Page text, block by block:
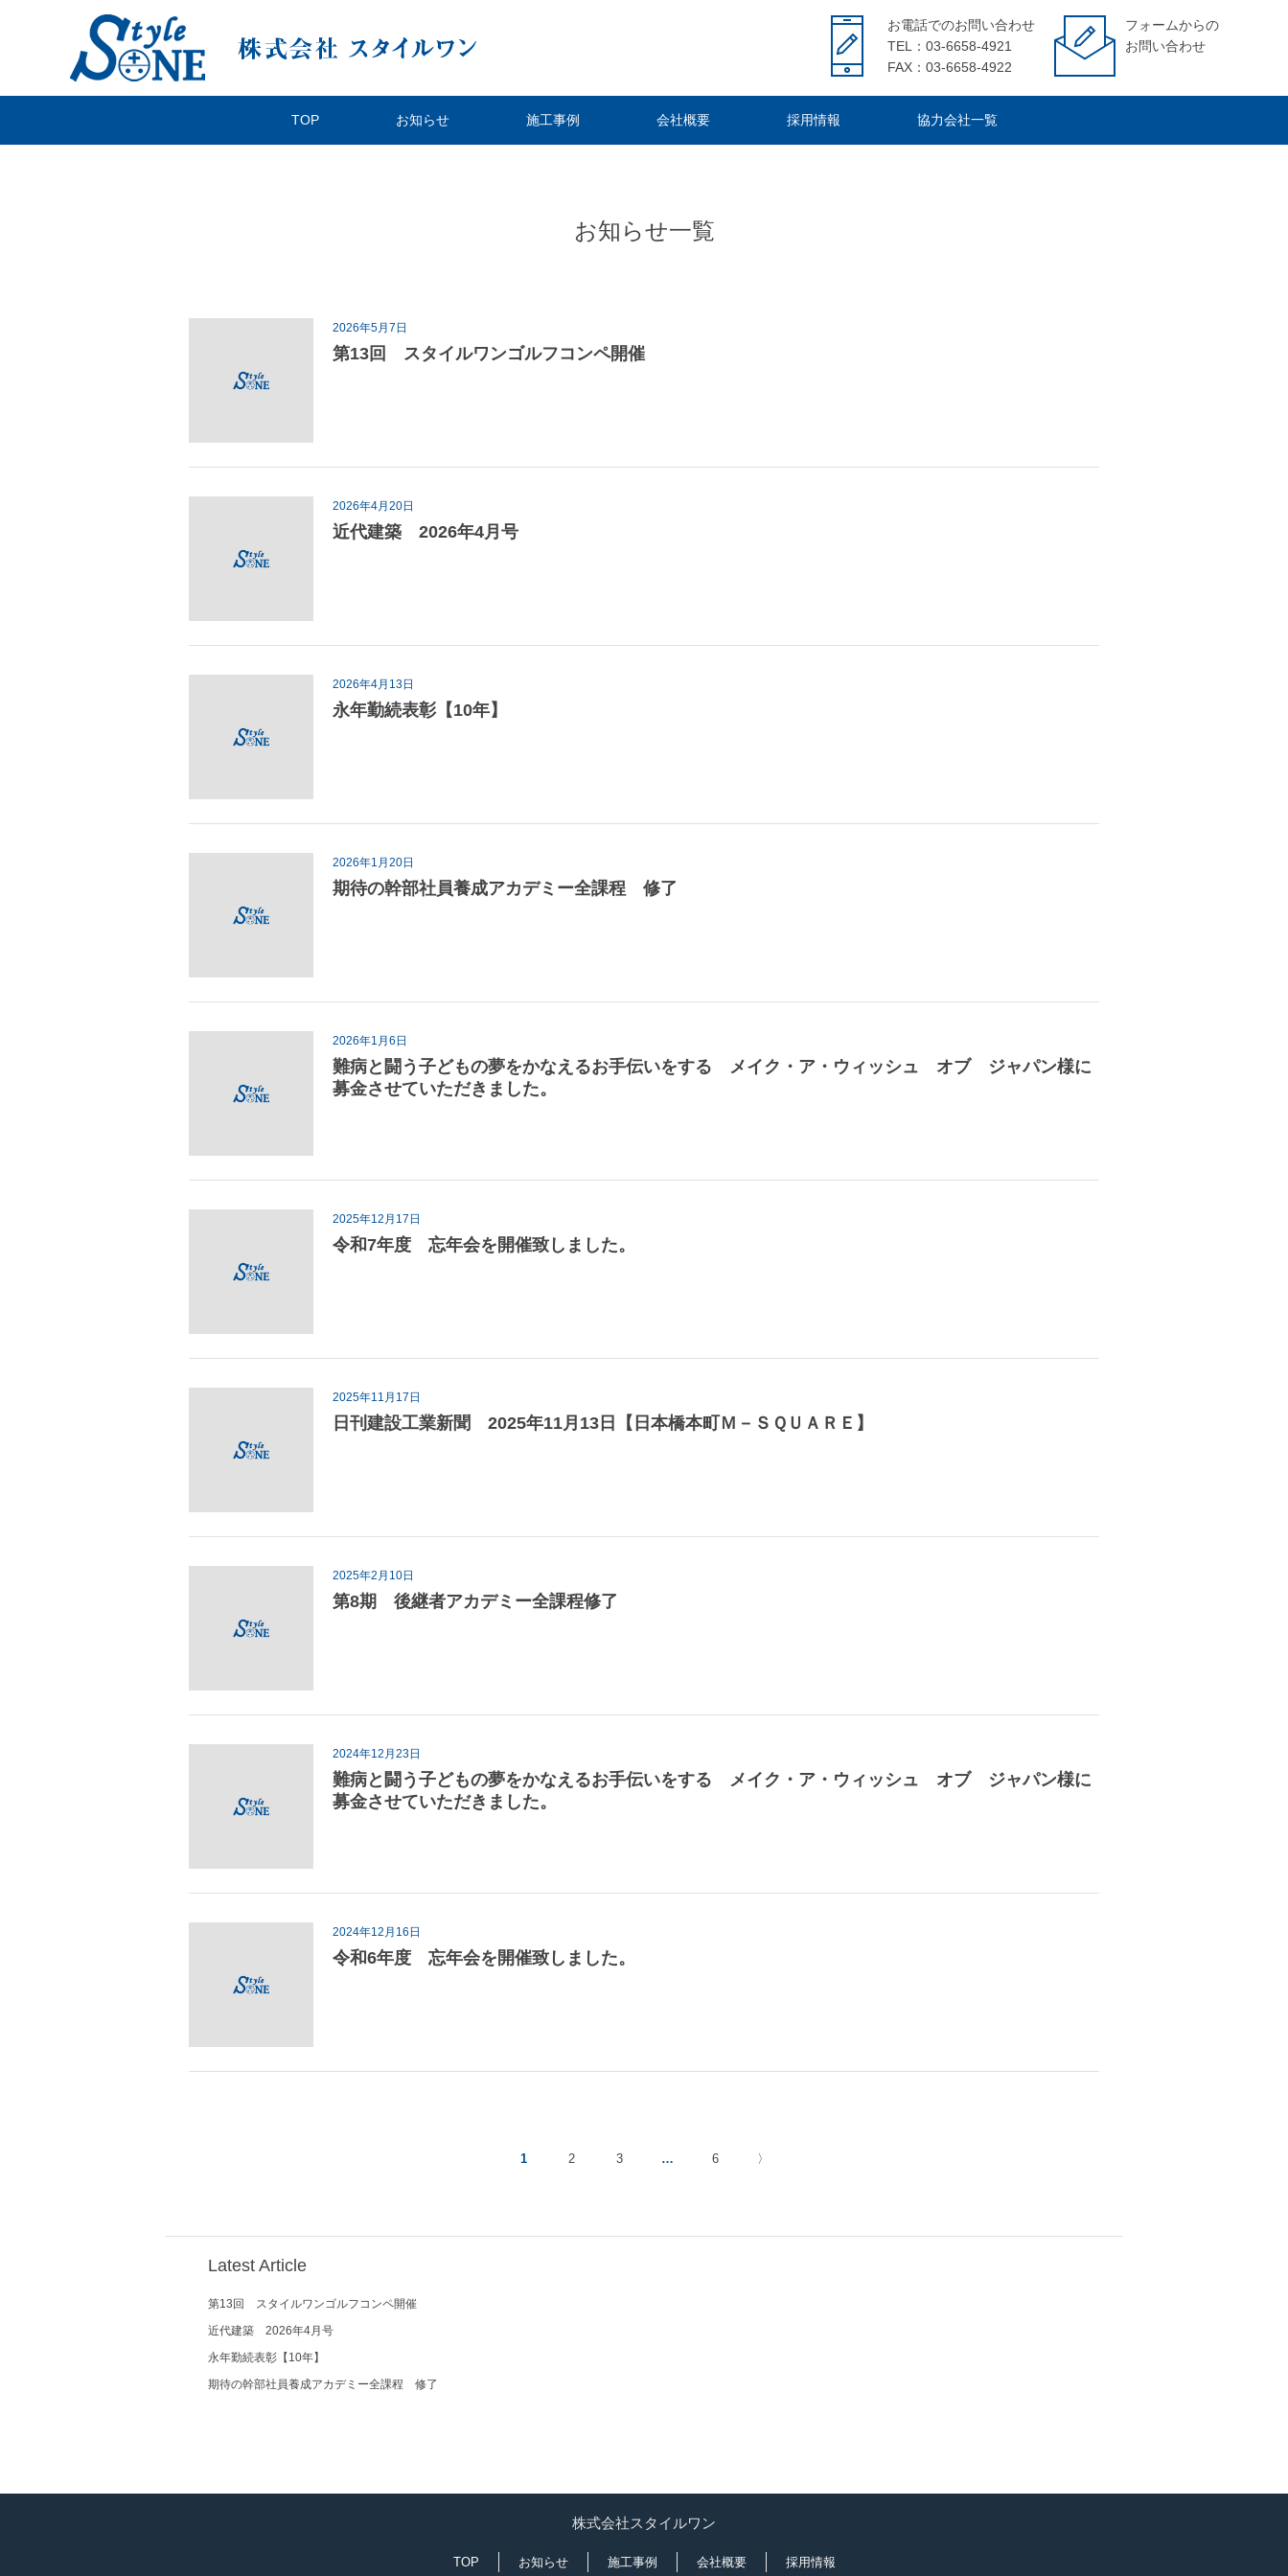
お電話でのお問い合わせ
TEL：03-6658-4921
FAX：03-6658-4922
フォームからの
お問い合わせ
TOP お知らせ 施工事例 会社概要 採用情報 協力会社一覧
お知らせ一覧
2026年5月7日
第13回 スタイルワンゴルフコンペ開催
2026年4月20日
近代建築 2026年4月号
2026年4月13日
永年勤続表彰【10年】
2026年1月20日
期待の幹部社員養成アカデミー全課程 修了
2026年1月6日
難病と闘う子どもの夢をかなえるお手伝いをする メイク・ア・ウィッシュ オブ ジャパン様に
募金させていただきました。
2025年12月17日
令和7年度 忘年会を開催致しました。
2025年11月17日
日刊建設工業新聞 2025年11月13日【日本橋本町Ｍ－ＳＱＵＡＲＥ】
2025年2月10日
第8期 後継者アカデミー全課程修了
2024年12月23日
難病と闘う子どもの夢をかなえるお手伝いをする メイク・ア・ウィッシュ オブ ジャパン様に
募金させていただきました。
2024年12月16日
令和6年度 忘年会を開催致しました。
1 2 3 … 6 〉
Latest Article
第13回 スタイルワンゴルフコンペ開催
近代建築 2026年4月号
永年勤続表彰【10年】
期待の幹部社員養成アカデミー全課程 修了
株式会社スタイルワン
TOP お知らせ 施工事例 会社概要 採用情報